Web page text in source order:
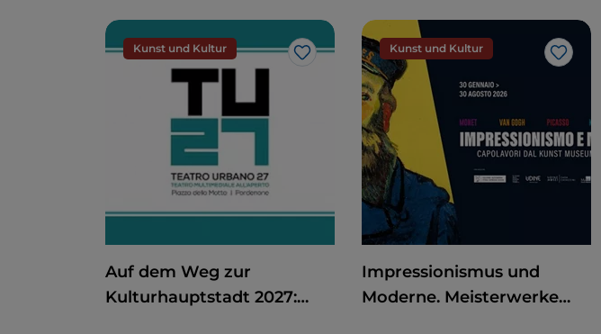
Kunst und Kultur
Like
Auf dem Weg zur
Kulturhauptstadt 2027:
Kunst und Kultur
Like
Impressionismus und
Moderne. Meisterwerke